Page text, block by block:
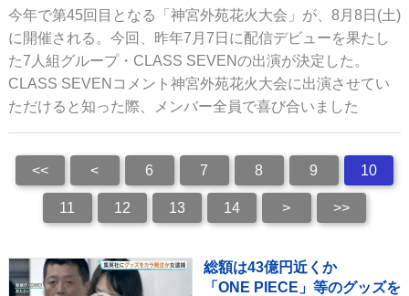
今年で第45回目となる「神宮外苑花火大会」が、8月8日(土)
に開催される。今回、昨年7月7日に配信デビューを果たし
た7人組グループ・CLASS SEVENの出演が決定した。
CLASS SEVENコメント神宮外苑花火大会に出演させてい
ただけると知った際、メンバー全員で喜び合いました
<< < 6 7 8 9 10
11 12 13 14 > >>
総額は43億円近くか
「ONE PIECE」等のグッズを